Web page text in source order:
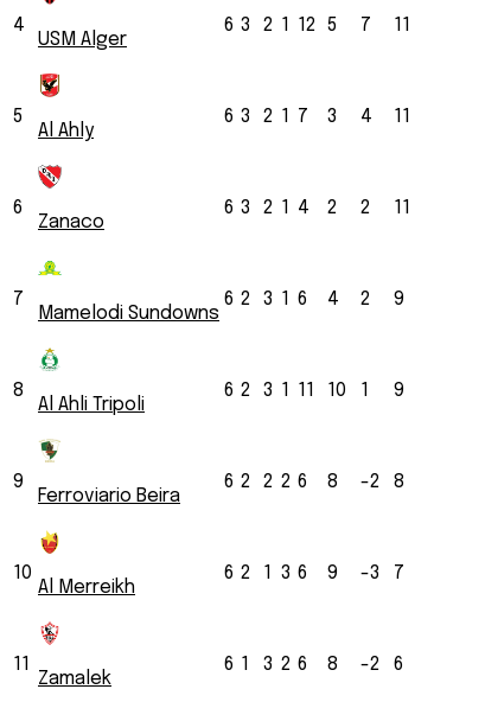
4
USM Alger
6 3 2 1 12 5 7 11
5
Al Ahly
6 3 2 1 7 3 4 11
6
Zanaco
6 3 2 1 4 2 2 11
7
Mamelodi Sundowns
6 2 3 1 6 4 2 9
8
Al Ahli Tripoli
6 2 3 1 11 10 1 9
9
Ferroviario Beira
6 2 2 2 6 8 -2 8
10
Al Merreikh
6 2 1 3 6 9 -3 7
11
Zamalek
6 1 3 2 6 8 -2 6